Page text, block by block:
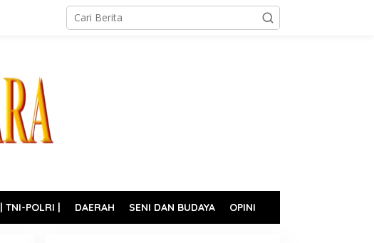
| TNI-POLRI | DAERAH SENI DAN BUDAYA OPINI